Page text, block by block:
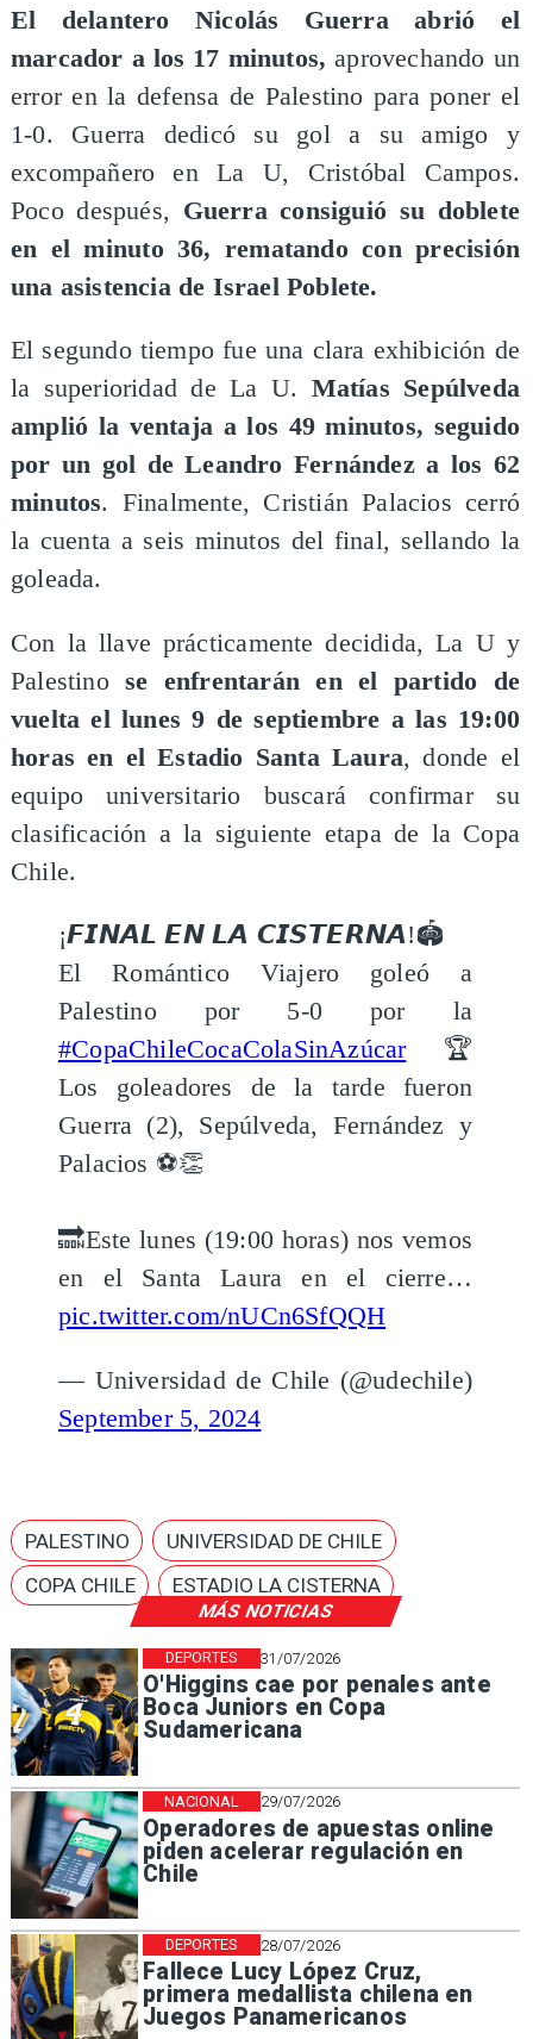
MÁS NOTICIAS
31/07/2026
O'Higgins cae por penales ante
Boca Juniors en Copa
Sudamericana
DEPORTES
29/07/2026
Operadores de apuestas online
piden acelerar regulación en
Chile
NACIONAL
28/07/2026
Fallece Lucy López Cruz,
primera medallista chilena en
Juegos Panamericanos
DEPORTES
El delantero Nicolás Guerra abrió el
marcador a los 17 minutos, aprovechando un
error en la defensa de Palestino para poner el
1-0. Guerra dedicó su gol a su amigo y
excompañero en La U, Cristóbal Campos.
Poco después, Guerra consiguió su doblete
en el minuto 36, rematando con precisión
una asistencia de Israel Poblete.
El segundo tiempo fue una clara exhibición de
la superioridad de La U. Matías Sepúlveda
amplió la ventaja a los 49 minutos, seguido
por un gol de Leandro Fernández a los 62
minutos. Finalmente, Cristián Palacios cerró
la cuenta a seis minutos del final, sellando la
goleada.
Con la llave prácticamente decidida, La U y
Palestinose enfrentarán en el partido de
vuelta el lunes 9 de septiembre a las 19:00
horas en el Estadio Santa Laura, donde el
equipo universitario buscará confirmar su
clasificación a la siguiente etapa de la Copa
Chile.
¡𝙁𝙄𝙉𝘼𝙇 𝙀𝙉 𝙇𝘼 𝘾𝙄𝙎𝙏𝙀𝙍𝙉𝘼!🏟️
El Romántico Viajero goleó a
Palestino por 5-0 por la
#CopaChileCocaColaSinAzúcar🏆
Los goleadores de la tarde fueron
Guerra (2), Sepúlveda, Fernández y
Palacios ⚽️👏
🔜Este lunes (19:00 horas) nos vemos
en el Santa Laura en el cierre…
pic.twitter.com/nUCn6SfQQH
— Universidad de Chile (@udechile)
September 5, 2024
PALESTINO
UNIVERSIDAD DE CHILE
COPA CHILE
ESTADIO LA CISTERNA